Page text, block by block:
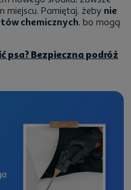
miejscu. Pamiętaj, żeby nie
chemicznych, bo mogą
psa? Bezpieczna podróż